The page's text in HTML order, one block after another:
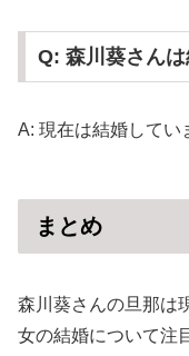
Q: 森川葵さん
A: 現在は結婚してい
まとめ
森川葵さんの旦那は
女の結婚について注